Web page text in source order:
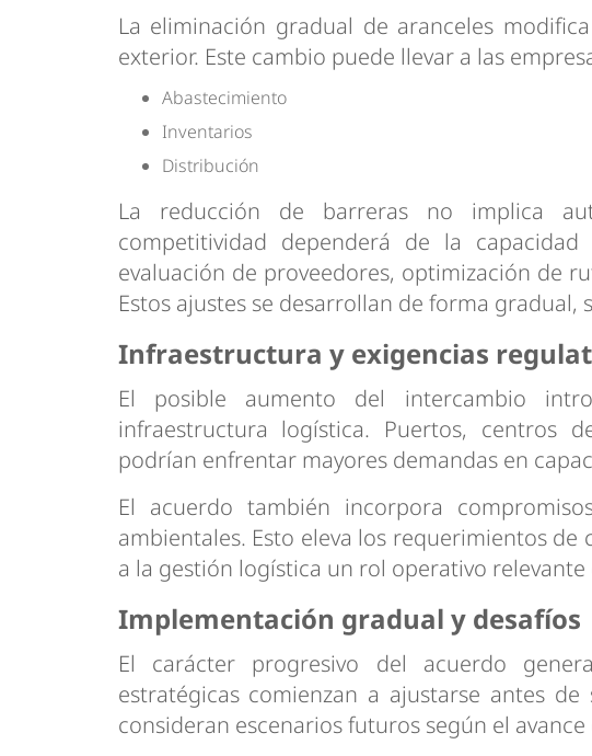
La eliminación gradual de aranceles
exterior. Este cambio puede llevar a las
Abastecimiento
Inventarios
Distribución
La reducción de barreras no implica
competitividad dependerá de la
evaluación de proveedores, optimización de
Estos ajustes se desarrollan de forma
Infraestructura y exigencias
El posible aumento del intercambio
infraestructura logística. Puertos, centros
podrían enfrentar mayores demandas en
El acuerdo también incorpora
ambientales. Esto eleva los requerimientos
a la gestión logística un rol operativo
Implementación gradual y desafíos
El carácter progresivo del acuerdo
estratégicas comienzan a ajustarse antes
consideran escenarios futuros según el